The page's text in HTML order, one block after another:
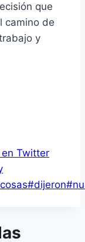
que
camino de
y
Twitter
cosas#dijeron#